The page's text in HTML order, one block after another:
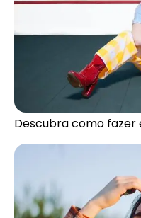
Descubra como fazer